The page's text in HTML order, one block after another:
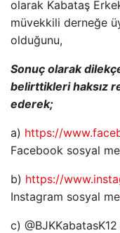
olarak Kabataş
müvekkili derneğe
olduğunu,
Sonuç olarak
belirttikleri haksız
ederek;
a) https://
Facebook sosyal
b) https://
Instagram sosyal
c)